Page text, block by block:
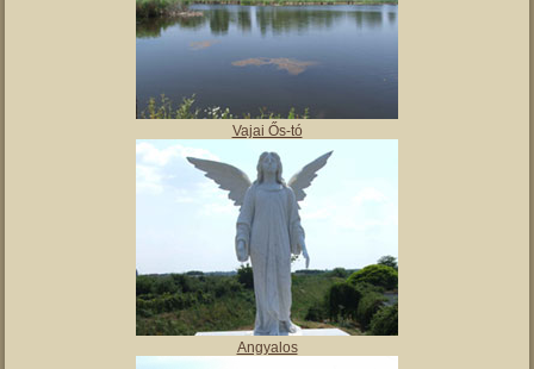
Vajai Ős-tó
Angyalos